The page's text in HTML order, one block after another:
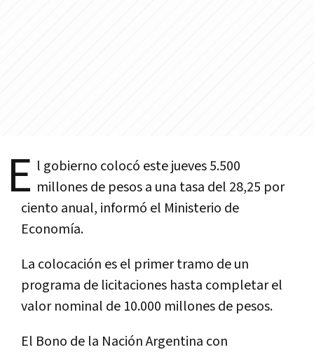
E l gobierno colocó este jueves 5.500
millones de pesos a una tasa del 28,25 por
ciento anual, informó el Ministerio de
Economía.
La colocación es el primer tramo de un
programa de licitaciones hasta completar el
valor nominal de 10.000 millones de pesos.
El Bono de la Nación Argentina con